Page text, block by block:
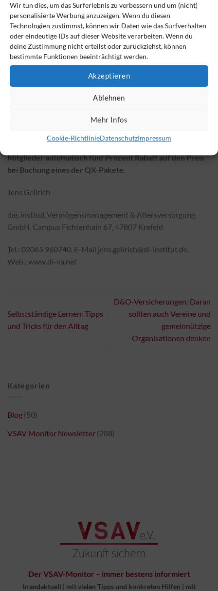
Wir tun dies, um das Surferlebnis zu verbessern und um (nicht)
personalisierte Werbung anzuzeigen. Wenn du diesen
Technologien zustimmst, können wir Daten wie das Surfverhalten
oder eindeutige IDs auf dieser Website verarbeiten. Wenn du
deine Zustimmung nicht erteilst oder zurückziehst, können
bestimmte Funktionen beeinträchtigt werden.
Akzeptieren
Ablehnen
Mehr Infos
Cookie-RichtlinieDatenschutzImpressum
Darstellung
Siehe Abbildung 3: Renditen desQX Analytics-
Aktienportfoliosauf Einzeltitelebene (Zeitraum s. Abb. 2) |
Quelle: Eigene Darstellung
Investoren können sich zum eigenen Portfoliomanager
entwickeln, bestehende Portfolios überprüfen oder
Anlageempfehlungen einer kritischen Analyse unterziehen.
Weitergehende Informationen finden Interessierte auf der
Mitglieder automatisch fünf Prozent Rabatt auf den Preis
bei Buchung eines der QX-Pakete.
Jens Gellrich
das institut Vermögensmanagement & Altersversorgung
GmbH, Campus Fichtenhain 67, 47807 Krefeld
Tel.: 02065 960740, E-Mail jens.gellrich@di-institut.de,
Web.: www.di-va.net
Selbstständige Lernen: Tipps
und Tricks für den Alltag
D&O-Versicherungen: Daran
sollten auch Vereine und
gemeinnützige
Organisationen denken
Kategorien
Blog (50)
VSAV Monitor Newsletter (288)
Der VSAV-Monitor – immer bestens informiert
brandaktuell | mit vielen Tipps und konkreten Hilfen | mit